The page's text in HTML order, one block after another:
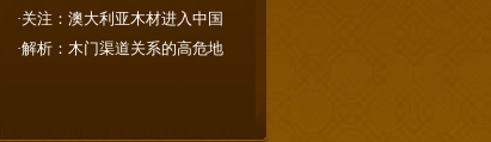
·关注：澳大利亚木材进入中国
·解析：木门渠道关系的高危地